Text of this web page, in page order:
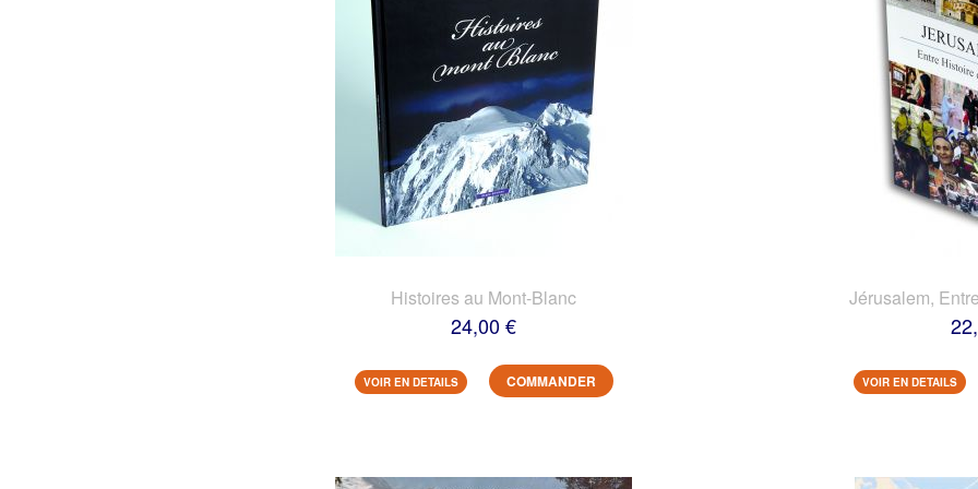
Histoires au Mont-Blanc
24,00 €
VOIR EN DETAILS COMMANDER
Jérusalem,
VOIR EN DETAILS